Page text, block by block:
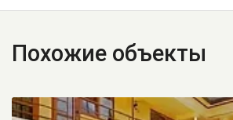
Похожие объекты